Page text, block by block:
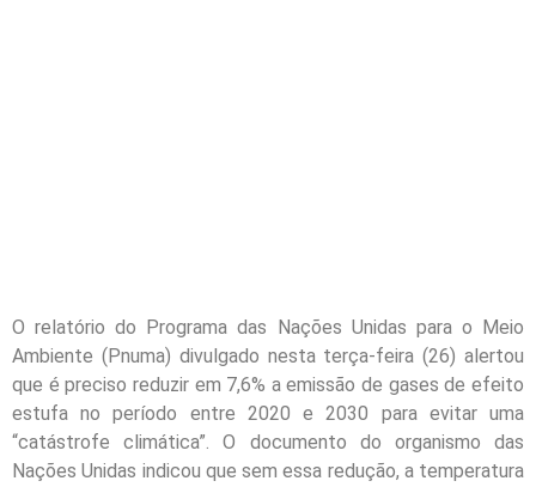
O relatório do Programa das Nações Unidas para o Meio
Ambiente (Pnuma) divulgado nesta terça-feira (26) alertou
que é preciso reduzir em 7,6% a emissão de gases de efeito
estufa no período entre 2020 e 2030 para evitar uma
“catástrofe climática”. O documento do organismo das
Nações Unidas indicou que sem essa redução, a temperatura